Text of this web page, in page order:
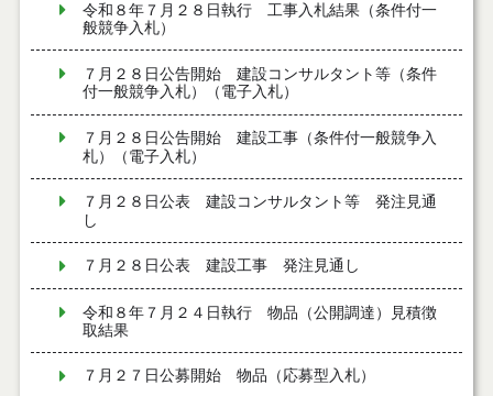
令和８年７月２８日執行 工事入札結果（条件付一
般競争入札）
７月２８日公告開始 建設コンサルタント等（条件
付一般競争入札）（電子入札）
７月２８日公告開始 建設工事（条件付一般競争入
札）（電子入札）
７月２８日公表 建設コンサルタント等 発注見通
し
７月２８日公表 建設工事 発注見通し
令和８年７月２４日執行 物品（公開調達）見積徴
取結果
７月２７日公募開始 物品（応募型入札）